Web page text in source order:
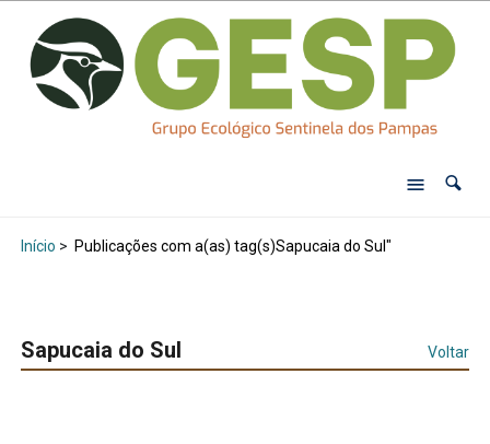
Início > Publicações com a(as) tag(s)Sapucaia do Sul"
Sapucaia do Sul Voltar